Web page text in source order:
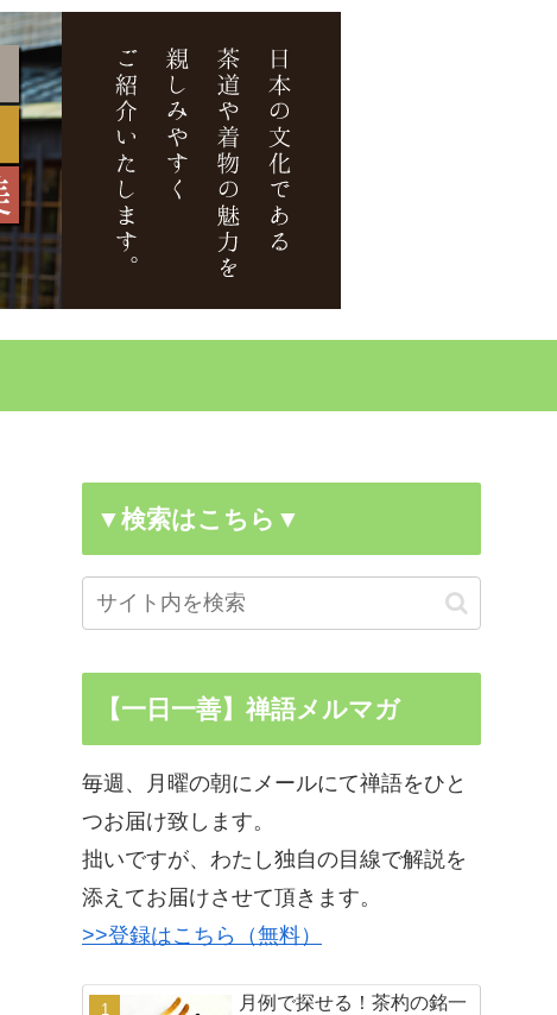
▼検索はこちら▼
【一日一善】禅語メルマガ
毎週、月曜の朝にメールにて禅語をひと
つお届け致します。
拙いですが、わたし独自の目線で解説を
添えてお届けさせて頂きます。
>>登録はこちら（無料）
月例で探せる！茶杓の銘一